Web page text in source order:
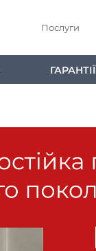
Послуги
ГАРАНТІЇ